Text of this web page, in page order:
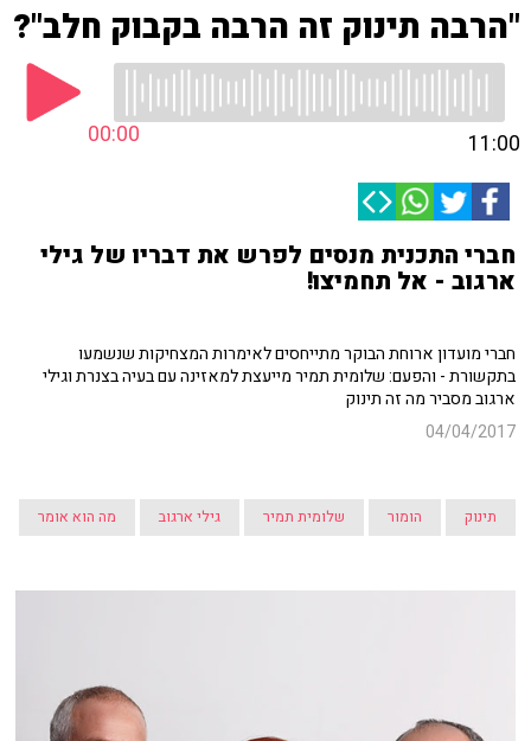
"הרבה תינוק זה הרבה בקבוק חלב"?
00:00 11:00
חברי התכנית מנסים לפרש את דבריו של גילי
ארגוב - אל תחמיצו!
חברי מועדון ארוחת הבוקר מתייחסים לאימרות המצחיקות שנשמעו
בתקשורת - והפעם: שלומית תמיר מייעצת למאזינה עם בעיה בצנרת וגילי
ארגוב מסביר מה זה תינוק
04/04/2017
תינוק הומור שלומית תמיר גילי ארגוב מה הוא אומר